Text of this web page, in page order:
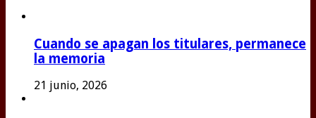
Cuando se apagan los titulares, permanece
la memoria
21 junio, 2026